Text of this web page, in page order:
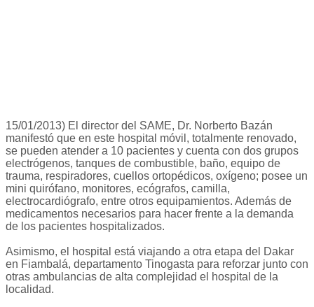
15/01/2013) El director del SAME, Dr. Norberto Bazán
manifestó que en este hospital móvil, totalmente renovado,
se pueden atender a 10 pacientes y cuenta con dos grupos
electrógenos, tanques de combustible, baño, equipo de
trauma, respiradores, cuellos ortopédicos, oxígeno; posee un
mini quirófano, monitores, ecógrafos, camilla,
electrocardiógrafo, entre otros equipamientos. Además de
medicamentos necesarios para hacer frente a la demanda
de los pacientes hospitalizados.
Asimismo, el hospital está viajando a otra etapa del Dakar
en Fiambalá, departamento Tinogasta para reforzar junto con
otras ambulancias de alta complejidad el hospital de la
localidad.